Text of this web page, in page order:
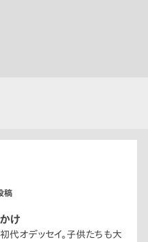
稿
け
代オデッセイ。子供たちも大